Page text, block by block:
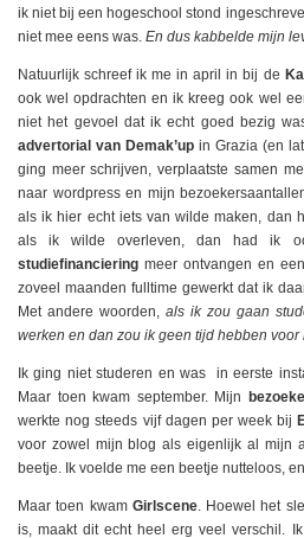
ik niet bij een hogeschool stond
niet mee eens was. En dus kabbelde mijn
Natuurlijk schreef ik me in april in bij de
ook wel opdrachten en ik kreeg ook wel
niet het gevoel dat ik echt goed bezig
advertorial van Demak’up in Grazia (en
ging meer schrijven, verplaatste samen
naar wordpress en mijn
als ik hier echt iets van wilde maken, dan
als ik wilde overleven, dan had ik
studiefinanciering meer ontvangen en een
zoveel maanden fulltime gewerkt dat ik
Met andere woorden, als ik zou gaan
werken en dan zou ik geen tijd hebben voor
Ik ging niet studeren en was in eerste
Maar toen kwam september. Mijn
werkte nog steeds vijf dagen per week bij
voor zowel mijn blog als eigenlijk al mijn
beetje. Ik voelde me een beetje nutteloos,
Maar toen kwam Girlscene. Hoewel het
is, maakt dit echt heel erg veel verschil.